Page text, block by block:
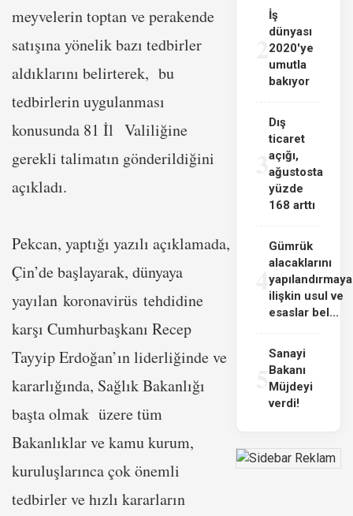
meyvelerin toptan ve perakende
satışına yönelik bazı tedbirler
aldıklarını belirterek, bu
tedbirlerin uygulanması
konusunda 81 İl Valiliğine
gerekli talimatın gönderildiğini
açıkladı.
Pekcan, yaptığı yazılı açıklamada,
Çin’de başlayarak, dünyaya
yayılan koronavirüs tehdidine
karşı Cumhurbaşkanı Recep
Tayyip Erdoğan’ın liderliğinde ve
kararlığında, Sağlık Bakanlığı
başta olmak üzere tüm
Bakanlıklar ve kamu kurum,
kuruluşlarınca çok önemli
tedbirler ve hızlı kararların
İş
dünyası
2020'ye
umutla
bakıyor
3
Dış
ticaret
açığı,
ağustosta
yüzde
168 arttı
4
Gümrük
alacaklarını
yapılandırmaya
ilişkin usul ve
esaslar bel...
Sanayi
Bakanı
Müjdeyi
verdi!